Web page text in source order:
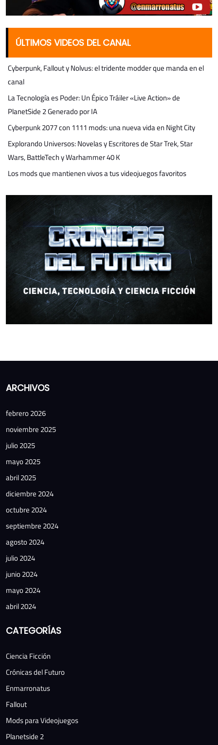
ÚLTIMOS VIDEOS DEL CANAL
Cyberpunk, Fallout y Nolvus: el tridente modder que manda en el
canal
La Tecnología es Poder: Un Épico Tráiler «Live Action» de
PlanetSide 2 Generado por IA
Cyberpunk 2077 con 1111 mods: una nueva vida en Night City
Explorando Universos: Novelas y Escritores de Star Trek, Star
Wars, BattleTech y Warhammer 40 K
Los mods que mantienen vivos a tus videojuegos favoritos
ARCHIVOS
febrero 2026
noviembre 2025
julio 2025
mayo 2025
abril 2025
diciembre 2024
octubre 2024
septiembre 2024
agosto 2024
julio 2024
junio 2024
mayo 2024
abril 2024
CATEGORÍAS
Ciencia Ficción
Crónicas del Futuro
Enmarronatus
Fallout
Mods para Videojuegos
Planetside 2